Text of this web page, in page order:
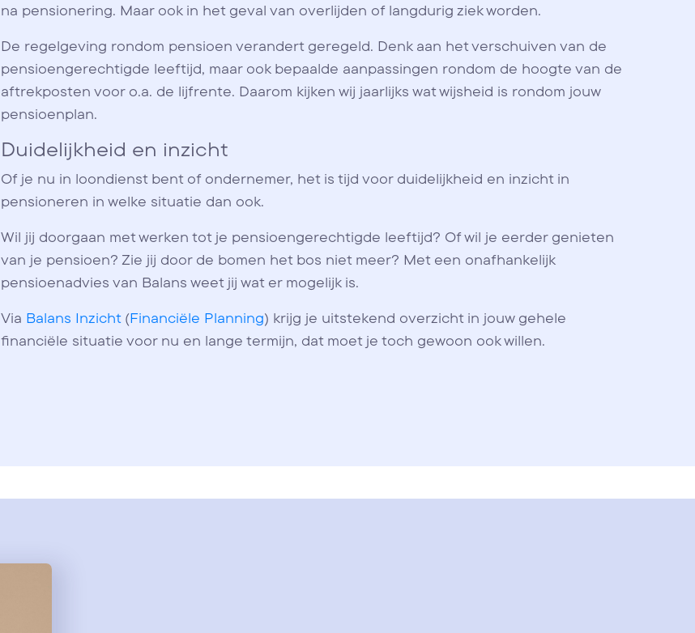
na pensionering. Maar ook in het geval van overlijden of langdurig ziek worden.
De regelgeving rondom pensioen verandert geregeld. Denk aan het verschuiven van de
pensioengerechtigde leeftijd, maar ook bepaalde aanpassingen rondom de hoogte van de
aftrekposten voor o.a. de lijfrente. Daarom kijken wij jaarlijks wat wijsheid is rondom jouw
pensioenplan.
Duidelijkheid en inzicht
Of je nu in loondienst bent of ondernemer, het is tijd voor duidelijkheid en inzicht in
pensioneren in welke situatie dan ook.
Wil jij doorgaan met werken tot je pensioengerechtigde leeftijd? Of wil je eerder genieten
van je pensioen? Zie jij door de bomen het bos niet meer? Met een onafhankelijk
pensioenadvies van Balans weet jij wat er mogelijk is.
Via Balans Inzicht(Financiële Planning) krijg je uitstekend overzicht in jouw gehele
financiële situatie voor nu en lange termijn, dat moet je toch gewoon ook willen.